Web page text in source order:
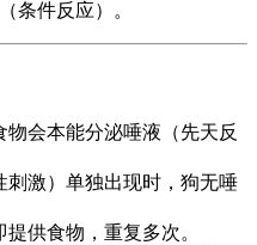
条件反应）。
会本能分泌唾液（先天反
激）单独出现时，狗无唾
供食物，重复多次。